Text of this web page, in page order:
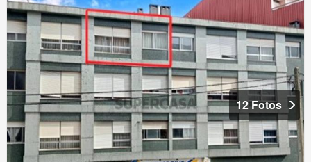
12 Fotos